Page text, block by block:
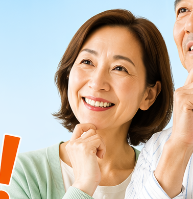
有期雇用
オフィスカジュアル
ビジネスカジュアル